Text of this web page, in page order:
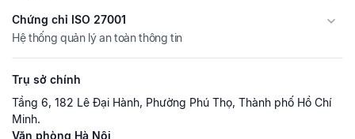
Chứng chỉ ISO 27001
Hệ thống quản lý an toàn thông tin
Trụ sở chính
Tầng 6, 182 Lê Đại Hành, Phường Phú Thọ, Thành phố Hồ Chí
Minh.
Văn phòng Hà Nội